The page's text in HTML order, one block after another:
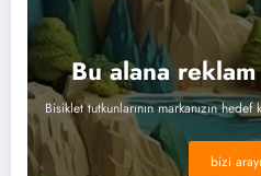
Bu alana
Bisiklet tutkunlarının markanızın
bizi